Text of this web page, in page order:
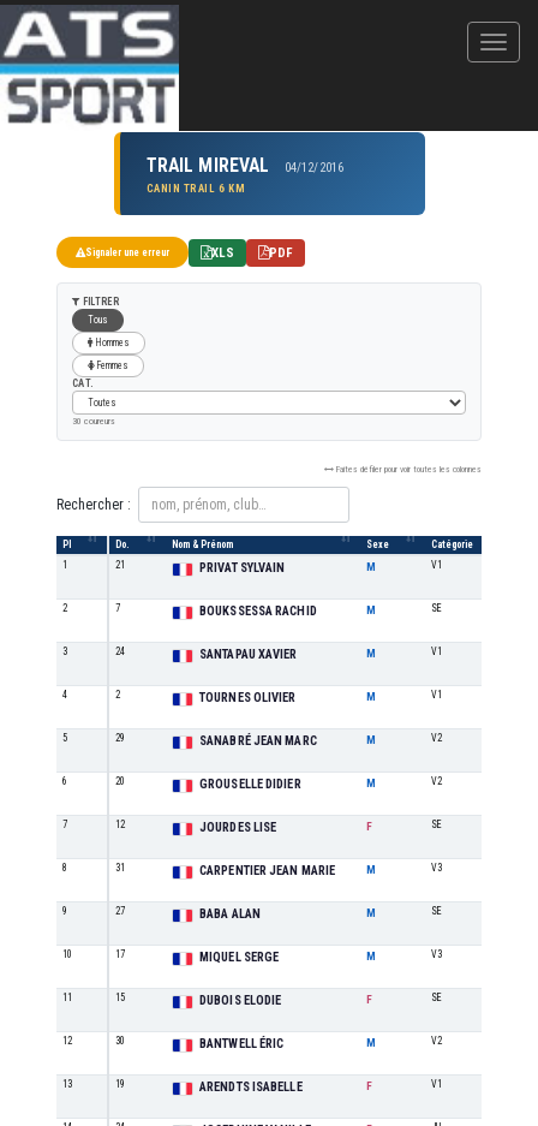
TRAIL MIREVAL 04/12/2016
CANIN TRAIL 6 KM
Signaler une erreur XLS PDF
FILTRER
Tous
Hommes
Femmes
CAT.
30 coureurs
Faites défiler pour voir toutes les colonnes
Rechercher :
Pl Do. Nom & Prénom Sexe Catégorie
1
21 PRIVAT SYLVAIN M V1
2 7 BOUKSSESSA RACHID M SE
3 24 SANTAPAU XAVIER M V1
4 2 TOURNES OLIVIER M V1
5 29 SANABRÉ JEAN MARC M V2
6 20 GROUSELLE DIDIER M V2
7 12 JOURDES LISE F SE
8 31 CARPENTIER JEAN MARIE M V3
9 27 BABA ALAN M SE
10 17 MIQUEL SERGE M V3
11 15 DUBOIS ELODIE F SE
12 30 BANTWELL ÉRIC M V2
13 19 ARENDTS ISABELLE F V1